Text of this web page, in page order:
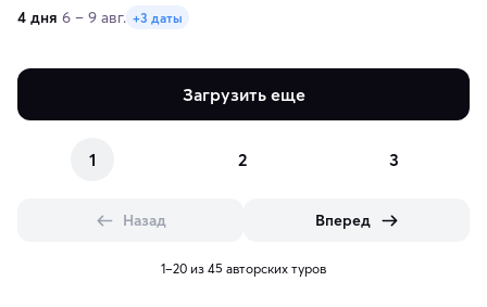
Хрустальный
4 дня 6 – 9 авг. +3 даты
Загрузить еще
1 2 3
Назад Вперед
1–20 из 45 авторских туров